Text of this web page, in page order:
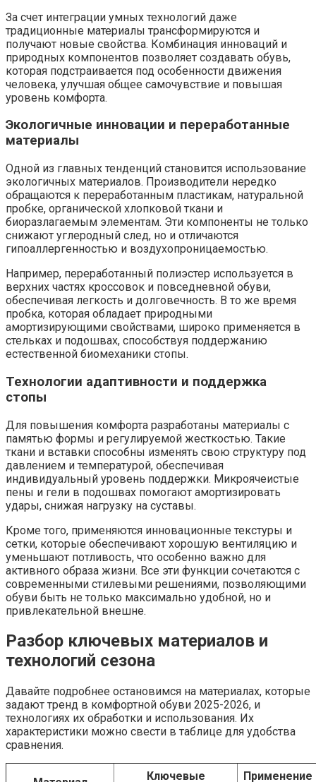
За счет интеграции умных технологий даже
традиционные материалы трансформируются и
получают новые свойства. Комбинация инноваций и
природных компонентов позволяет создавать обувь,
которая подстраивается под особенности движения
человека, улучшая общее самочувствие и повышая
уровень комфорта.
Экологичные инновации и переработанные
материалы
Одной из главных тенденций становится использование
экологичных материалов. Производители нередко
обращаются к переработанным пластикам, натуральной
пробке, органической хлопковой ткани и
биоразлагаемым элементам. Эти компоненты не только
снижают углеродный след, но и отличаются
гипоаллергенностью и воздухопроницаемостью.
Например, переработанный полиэстер используется в
верхних частях кроссовок и повседневной обуви,
обеспечивая легкость и долговечность. В то же время
пробка, которая обладает природными
амортизирующими свойствами, широко применяется в
стельках и подошвах, способствуя поддержанию
естественной биомеханики стопы.
Технологии адаптивности и поддержка
стопы
Для повышения комфорта разработаны материалы с
памятью формы и регулируемой жесткостью. Такие
ткани и вставки способны изменять свою структуру под
давлением и температурой, обеспечивая
индивидуальный уровень поддержки. Микроячеистые
пены и гели в подошвах помогают амортизировать
удары, снижая нагрузку на суставы.
Кроме того, применяются инновационные текстуры и
сетки, которые обеспечивают хорошую вентиляцию и
уменьшают потливость, что особенно важно для
активного образа жизни. Все эти функции сочетаются с
современными стилевыми решениями, позволяющими
обуви быть не только максимально удобной, но и
привлекательной внешне.
Разбор ключевых материалов и
технологий сезона
Давайте подробнее остановимся на материалах, которые
задают тренд в комфортной обуви 2025-2026, и
технологиях их обработки и использования. Их
характеристики можно свести в таблице для удобства
сравнения.
Ключевые
Применение